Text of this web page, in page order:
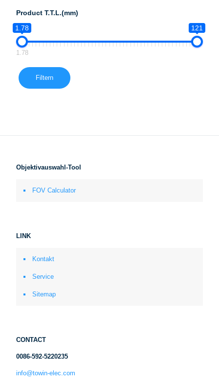
Product T.T.L.(mm)
1.78
121
1.78
Filtern
Objektivauswahl-Tool
FOV Calculator
LINK
Kontakt
Service
Sitemap
CONTACT
0086-592-5220235
info@towin-elec.com